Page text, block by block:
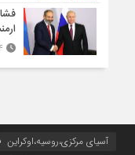
آسیای مرکزی،روسیه،اوکراین